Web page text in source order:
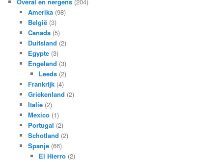
Overal en nergens (204)
Amerika(98)
België(3)
Canada(5)
Duitsland (2)
Egypte(3)
Engeland (3)
Leeds (2)
Frankrijk(4)
Griekenland (2)
Italie(2)
Mexico(1)
Portugal (2)
Schotland (2)
Spanje(66)
El Hierro (2)